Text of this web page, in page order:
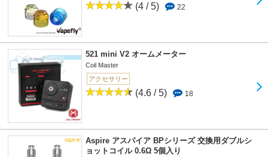
(4 / 5) 22
521 mini V2 オームメーター
Coil Master
アクセサリー
(4.6 / 5) 18
Aspire アスパイア BPシリーズ 交換用ダブルシ
ョットコイル 0.6Ω 5個入り